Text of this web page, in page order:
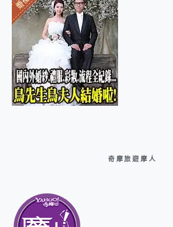
奇摩旅遊摩人